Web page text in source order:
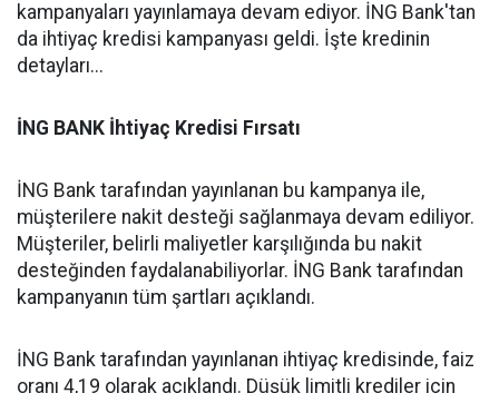
kampanyaları yayınlamaya devam ediyor. İNG Bank'tan
da ihtiyaç kredisi kampanyası geldi. İşte kredinin
detayları...
İNG BANK İhtiyaç Kredisi Fırsatı
İNG Bank tarafından yayınlanan bu kampanya ile,
müşterilere nakit desteği sağlanmaya devam ediliyor.
Müşteriler, belirli maliyetler karşılığında bu nakit
desteğinden faydalanabiliyorlar. İNG Bank tarafından
kampanyanın tüm şartları açıklandı.
İNG Bank tarafından yayınlanan ihtiyaç kredisinde, faiz
oranı 4,19 olarak açıklandı. Düşük limitli krediler için